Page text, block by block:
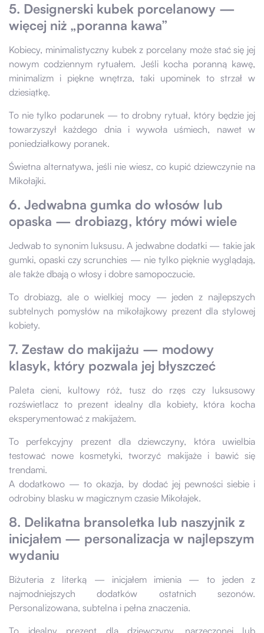
5. Designerski kubek porcelanowy —
więcej niż „poranna kawa”
Kobiecy, minimalistyczny kubek z porcelany może stać się jej
nowym codziennym rytuałem. Jeśli kocha poranną kawę,
minimalizm i piękne wnętrza, taki upominek to strzał w
dziesiątkę.
To nie tylko podarunek — to drobny rytuał, który będzie jej
towarzyszył każdego dnia i wywoła uśmiech, nawet w
poniedziałkowy poranek.
Świetna alternatywa, jeśli nie wiesz, co kupić dziewczynie na
Mikołajki.
6. Jedwabna gumka do włosów lub
opaska — drobiazg, który mówi wiele
Jedwab to synonim luksusu. A jedwabne dodatki — takie jak
gumki, opaski czy scrunchies — nie tylko pięknie wyglądają,
ale także dbają o włosy i dobre samopoczucie.
To drobiazg, ale o wielkiej mocy — jeden z najlepszych
subtelnych pomysłów na mikołajkowy prezent dla stylowej
kobiety.
7. Zestaw do makijażu — modowy
klasyk, który pozwala jej błyszczeć
Paleta cieni, kultowy róż, tusz do rzęs czy luksusowy
rozświetlacz to prezent idealny dla kobiety, która kocha
eksperymentować z makijażem.
To perfekcyjny prezent dla dziewczyny, która uwielbia
testować nowe kosmetyki, tworzyć makijaże i bawić się
trendami.
A dodatkowo — to okazja, by dodać jej pewności siebie i
odrobiny blasku w magicznym czasie Mikołajek.
8. Delikatna bransoletka lub naszyjnik z
inicjałem — personalizacja w najlepszym
wydaniu
Biżuteria z literką — inicjałem imienia — to jeden z
najmodniejszych dodatków ostatnich sezonów.
Personalizowana, subtelna i pełna znaczenia.